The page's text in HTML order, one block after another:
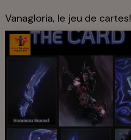
Vanagloria, le jeu de cartes!